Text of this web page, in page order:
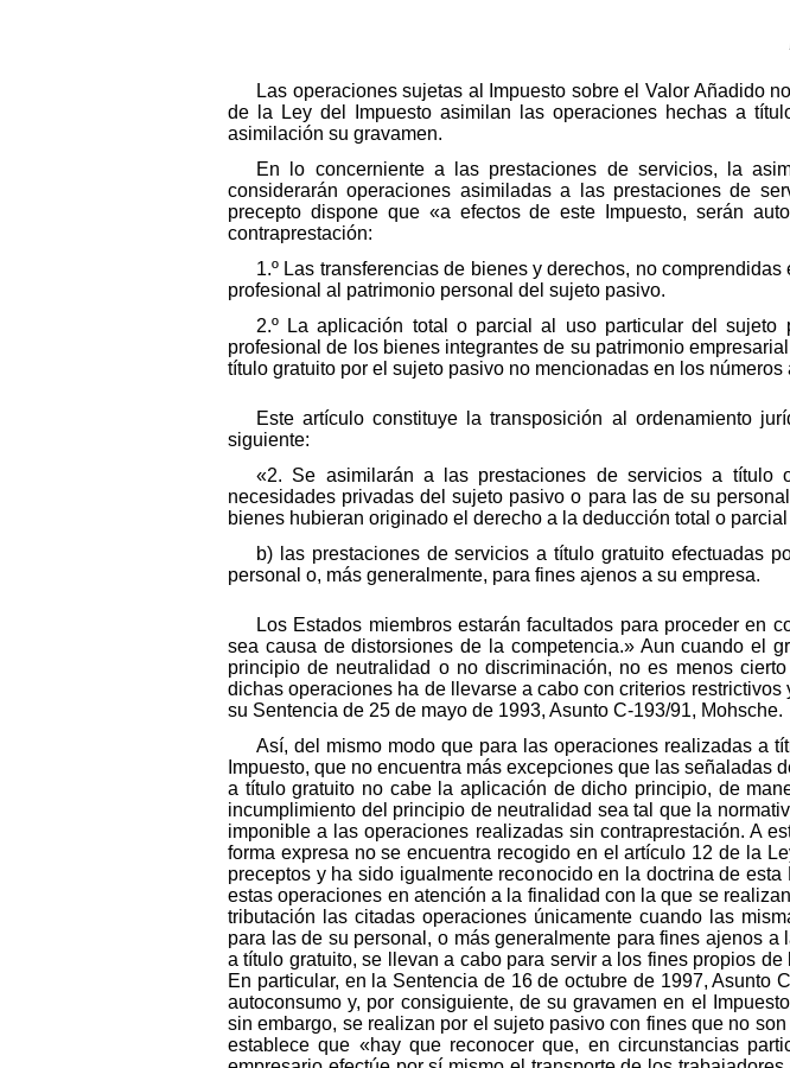
Las operaciones sujetas al Impuesto sobre el Valor Añadido
de la Ley del Impuesto asimilan las operaciones hechas a
asimilación su gravamen.
En lo concerniente a las prestaciones de servicios, la
considerarán operaciones asimiladas a las prestaciones de
precepto dispone que «a efectos de este Impuesto, serán
contraprestación:
1.º Las transferencias de bienes y derechos, no
profesional al patrimonio personal del sujeto pasivo.
2.º La aplicación total o parcial al uso particular del
profesional de los bienes integrantes de su patrimonio
título gratuito por el sujeto pasivo no mencionadas en los números
Este artículo constituye la transposición al ordenamiento
siguiente:
«2. Se asimilarán a las prestaciones de servicios a
necesidades privadas del sujeto pasivo o para las de su
bienes hubieran originado el derecho a la deducción total o
b) las prestaciones de servicios a título gratuito efectuadas
personal o, más generalmente, para fines ajenos a su empresa.
Los Estados miembros estarán facultados para proceder en
sea causa de distorsiones de la competencia.» Aun cuando el
principio de neutralidad o no discriminación, no es menos
dichas operaciones ha de llevarse a cabo con criterios
su Sentencia de 25 de mayo de 1993, Asunto C-193/91, Mohsche.
Así, del mismo modo que para las operaciones realizadas a
Impuesto, que no encuentra más excepciones que las
a título gratuito no cabe la aplicación de dicho principio, de
incumplimiento del principio de neutralidad sea tal que la
imponible a las operaciones realizadas sin contraprestación. A
forma expresa no se encuentra recogido en el artículo 12 de la
preceptos y ha sido igualmente reconocido en la doctrina de
estas operaciones en atención a la finalidad con la que se
tributación las citadas operaciones únicamente cuando las
para las de su personal, o más generalmente para fines ajenos
a título gratuito, se llevan a cabo para servir a los fines propios
En particular, en la Sentencia de 16 de octubre de 1997,
autoconsumo y, por consiguiente, de su gravamen en el
sin embargo, se realizan por el sujeto pasivo con fines que no
establece que «hay que reconocer que, en circunstancias